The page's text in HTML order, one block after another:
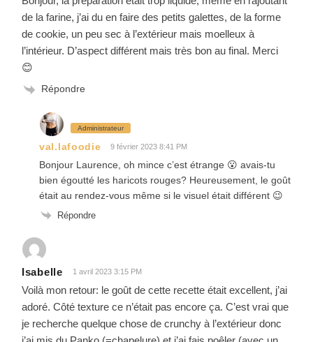
de la farine, j’ai du en faire des petits galettes, de la forme
de cookie, un peu sec à l’extérieur mais moelleux à
l’intérieur. D’aspect différent mais très bon au final. Merci
😊
Répondre
Administrateur
val.lafoodie 9 février 2023 8:41 PM
Bonjour Laurence, oh mince c’est étrange 😮 avais-tu
bien égoutté les haricots rouges? Heureusement, le goût
était au rendez-vous même si le visuel était différent 😉
Répondre
Isabelle 1 avril 2023 3:15 PM
Voilà mon retour: le goût de cette recette était excellent, j’ai
adoré. Côté texture ce n’était pas encore ça. C’est vrai que
je recherche quelque chose de crunchy à l’extérieur donc